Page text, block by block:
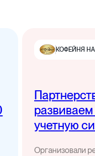
КОФЕЙНЯ
учетную
Организовали